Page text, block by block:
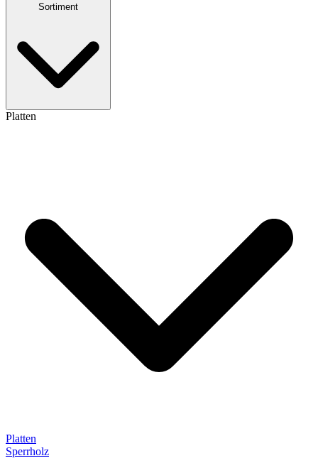
Sortiment
Platten
Platten
Sperrholz